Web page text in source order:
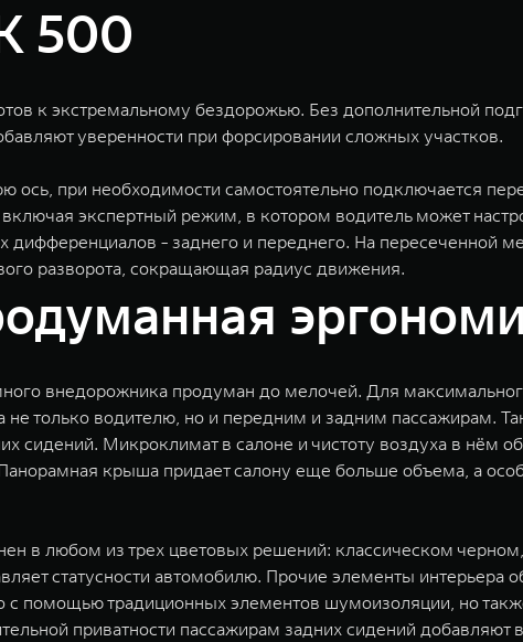
500
к экстремальному бездорожью. Без дополнительной
уверенности при форсировании сложных участков.
ось, при необходимости самостоятельно подключается
экспертный режим, в котором водитель может
- заднего и переднего. На пересеченной
разворота, сокращающая радиус движения.
внедорожника продуман до мелочей. Для
только водителю, но и передним и задним пассажирам.
сидений. Микроклимат в салоне и чистоту воздуха в нём
крыша придает салону еще больше объема, а
в любом из трех цветовых решений: классическом
статусности автомобилю. Прочие элементы интерьера
помощью традиционных элементов шумоизоляции, но
приватности пассажирам задних сидений